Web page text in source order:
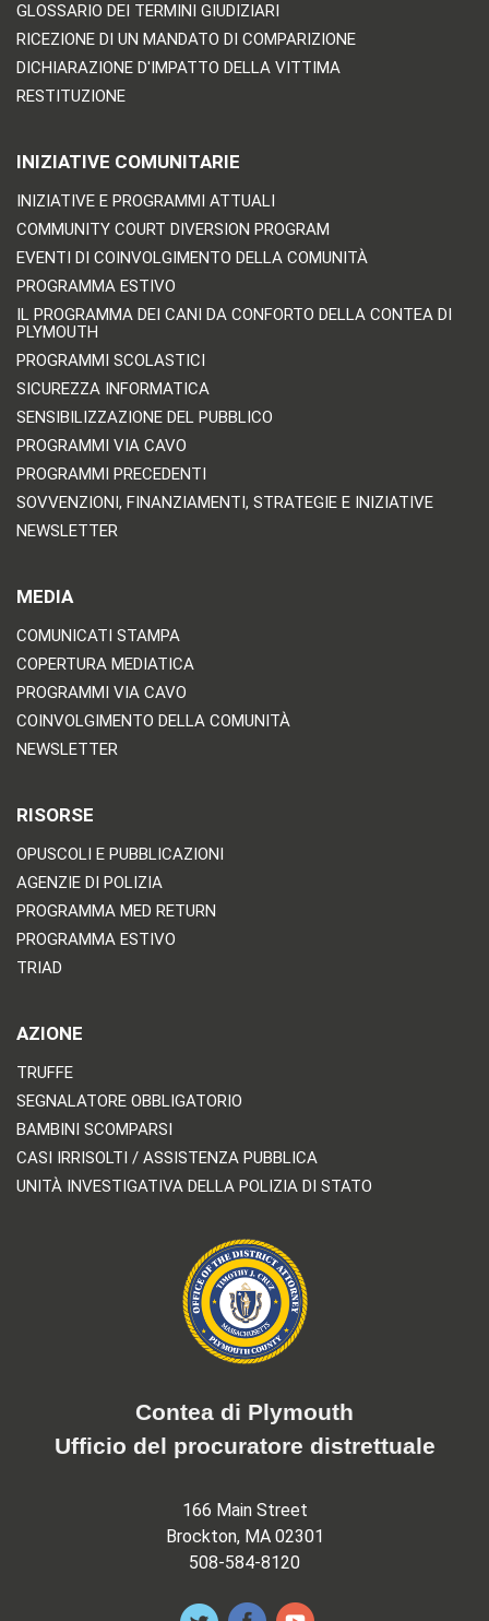
GLOSSARIO DEI TERMINI GIUDIZIARI
RICEZIONE DI UN MANDATO DI COMPARIZIONE
DICHIARAZIONE D'IMPATTO DELLA VITTIMA
RESTITUZIONE
INIZIATIVE COMUNITARIE
INIZIATIVE E PROGRAMMI ATTUALI
COMMUNITY COURT DIVERSION PROGRAM
EVENTI DI COINVOLGIMENTO DELLA COMUNITÀ
PROGRAMMA ESTIVO
IL PROGRAMMA DEI CANI DA CONFORTO DELLA CONTEA DI
PLYMOUTH
PROGRAMMI SCOLASTICI
SICUREZZA INFORMATICA
SENSIBILIZZAZIONE DEL PUBBLICO
PROGRAMMI VIA CAVO
PROGRAMMI PRECEDENTI
SOVVENZIONI, FINANZIAMENTI, STRATEGIE E INIZIATIVE
NEWSLETTER
MEDIA
COMUNICATI STAMPA
COPERTURA MEDIATICA
PROGRAMMI VIA CAVO
COINVOLGIMENTO DELLA COMUNITÀ
NEWSLETTER
RISORSE
OPUSCOLI E PUBBLICAZIONI
AGENZIE DI POLIZIA
PROGRAMMA MED RETURN
PROGRAMMA ESTIVO
TRIAD
AZIONE
TRUFFE
SEGNALATORE OBBLIGATORIO
BAMBINI SCOMPARSI
CASI IRRISOLTI / ASSISTENZA PUBBLICA
UNITÀ INVESTIGATIVA DELLA POLIZIA DI STATO
Contea di Plymouth
Ufficio del procuratore distrettuale
166 Main Street
Brockton, MA 02301
508-584-8120